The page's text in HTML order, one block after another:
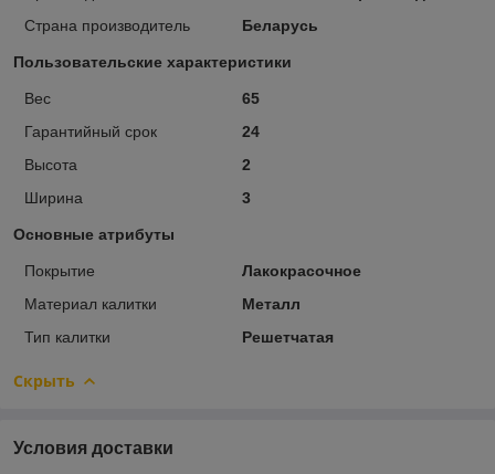
Страна производитель
Беларусь
Пользовательские характеристики
Вес
65
Гарантийный срок
24
Высота
2
Ширина
3
Основные атрибуты
Покрытие
Лакокрасочное
Материал калитки
Металл
Тип калитки
Решетчатая
Скрыть
Условия доставки